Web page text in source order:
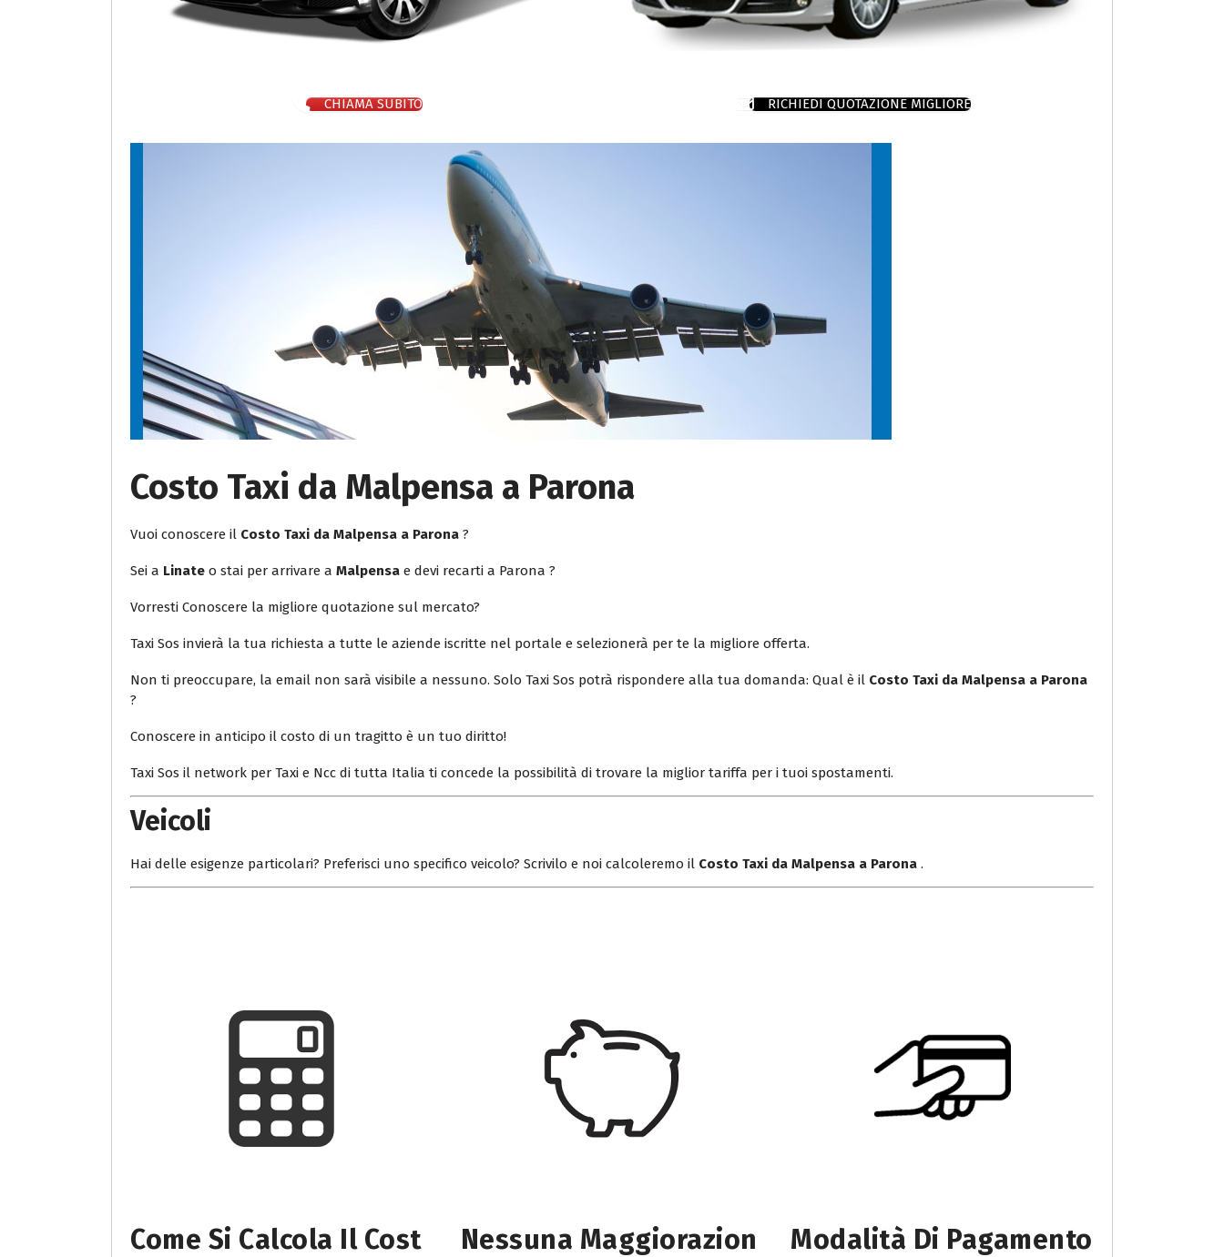
CHIAMA SUBITO RICHIEDI QUOTAZIONE MIGLIORE
Costo Taxi da Malpensa a Parona
Vuoi conoscere il Costo Taxi da Malpensa a Parona ?
Sei a Linate o stai per arrivare a Malpensa e devi recarti a Parona ?
Vorresti Conoscere la migliore quotazione sul mercato?
Taxi Sos invierà la tua richiesta a tutte le aziende iscritte nel portale e selezionerà per te la migliore offerta.
Non ti preoccupare, la email non sarà visibile a nessuno. Solo Taxi Sos potrà rispondere alla tua domanda: Qual è il Costo Taxi da Malpensa a Parona
?
Conoscere in anticipo il costo di un tragitto è un tuo diritto!
Taxi Sos il network per Taxi e Ncc di tutta Italia ti concede la possibilità di trovare la miglior tariffa per i tuoi spostamenti.
Veicoli
Hai delle esigenze particolari? Preferisci uno specifico veicolo? Scrivilo e noi calcoleremo il Costo Taxi da Malpensa a Parona .
Come Si Calcola Il Cost
Nessuna Maggiorazion
Modalità Di Pagamento